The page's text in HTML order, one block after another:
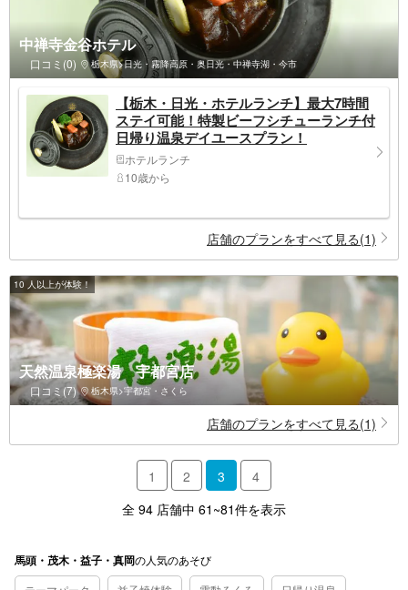
中禅寺金谷ホテル
口コミ(0) 栃木県>日光・霧降高原・奥日光・中禅寺湖・今市
【栃木・日光・ホテルランチ】最大7時間
ステイ可能！特製ビーフシチューランチ付
日帰り温泉デイユースプラン！
ホテルランチ
10歳から
店舗のプランをすべて見る(1)
10 人以上が体験！
天然温泉極楽湯 宇都宮店
口コミ(7) 栃木県>宇都宮・さくら
店舗のプランをすべて見る(1)
1 2 3
4
全 94 店舗中 61~81件を表示
馬頭・茂木・益子・真岡の人気のあそび